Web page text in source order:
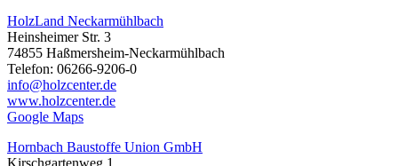
HolzLand Neckarmühlbach
Heinsheimer Str. 3
74855 Haßmersheim-Neckarmühlbach
Telefon: 06266-9206-0
info@holzcenter.de
www.holzcenter.de
Google Maps
Hornbach Baustoffe Union GmbH